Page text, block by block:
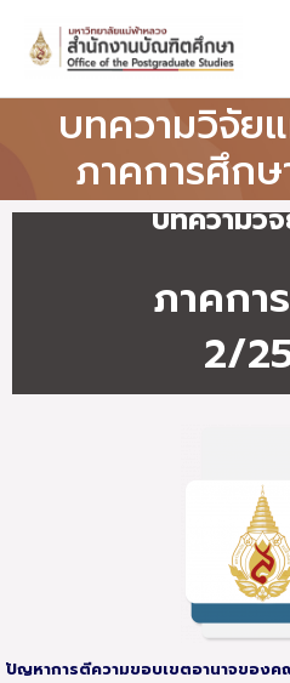
content
บทความวิจัย
ภาคการศึก
บทความวิ
ภาคกา
2/
ปัญหาการตีความขอบเขตอานาจของค